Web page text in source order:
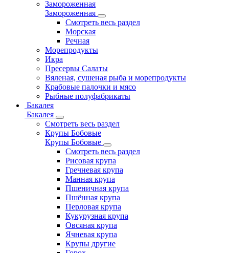
Замороженная
Замороженная
Смотреть весь раздел
Морская
Речная
Морепродукты
Икра
Пресервы Салаты
Вяленая, сушеная рыба и морепродукты
Крабовые палочки и мясо
Рыбные полуфабрикаты
Бакалея
Бакалея
Смотреть весь раздел
Крупы Бобовые
Крупы Бобовые
Смотреть весь раздел
Рисовая крупа
Гречневая крупа
Манная крупа
Пшеничная крупа
Пшённая крупа
Перловая крупа
Кукурузная крупа
Овсяная крупа
Ячневая крупа
Крупы другие